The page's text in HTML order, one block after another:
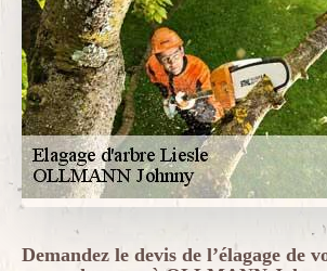
Demandez le devis de l’élagage de